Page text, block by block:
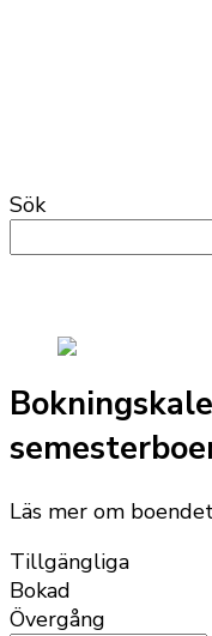
Sök
Läs mer om
Tillgängliga
Bokad
Övergång